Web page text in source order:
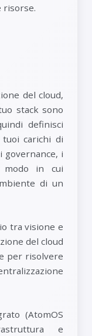
risorse.
del cloud,
stack sono
definisci
carichi di
governance, i
modo in cui
di un
tra visione e
del cloud
per risolvere
(AtomOS
e